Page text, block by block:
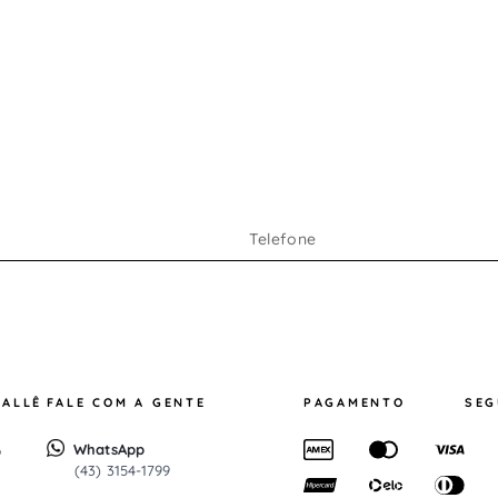
FALE COM A GENTE
WhatsApp
(43) 3154-1799
PAGAMENTO